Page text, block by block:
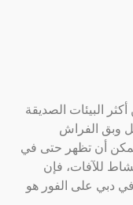
الصديقة
حتى في
فإن
الفور هو